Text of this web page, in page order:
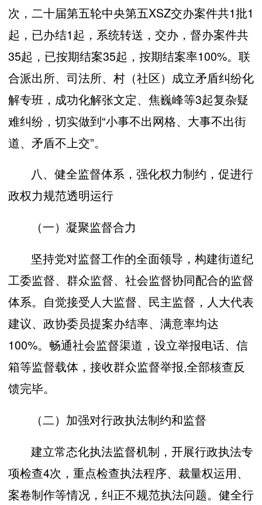
次，二十届第五轮中央第五XSZ交办案件共1批1
起，已办结1起，系统转送，交办，督办案件共
35起，已按期结案35起，按期结案率100%。联
合派出所、司法所、村（社区）成立矛盾纠纷化
解专班，成功化解张文定、焦巍峰等3起复杂疑
难纠纷，切实做到“小事不出网格、大事不出街
道、矛盾不上交”。
八、健全监督体系，强化权力制约，促进行
政权力规范透明运行
（一）凝聚监督合力
坚持党对监督工作的全面领导，构建街道纪
工委监督、群众监督、社会监督协同配合的监督
体系。自觉接受人大监督、民主监督，人大代表
建议、政协委员提案办结率、满意率均达
100%。畅通社会监督渠道，设立举报电话、信
箱等监督载体，接收群众监督举报,全部核查反
馈完毕。
（二）加强对行政执法制约和监督
建立常态化执法监督机制，开展行政执法专
项检查4次，重点检查执法程序、裁量权运用、
案卷制作等情况，纠正不规范执法问题。健全行